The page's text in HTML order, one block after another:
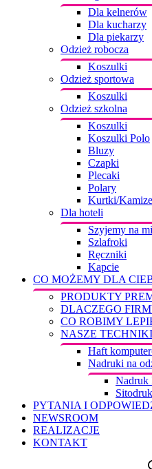
Dla kelnerów
Dla kucharzy
Dla piekarzy
Odzież robocza
Koszulki
Odzież sportowa
Koszulki
Odzież szkolna
Koszulki
Koszulki Polo
Bluzy
Czapki
Plecaki
Polary
Kurtki/
Dla hoteli
Szyjemy na
Szlafroki
Ręczniki
Kapcie
CO MOŻEMY DLA
PRODUKTY
DLACZEGO
CO ROBIMY
NASZE
Haft
Nadruki na
Nadruk
Sitodruk
PYTANIA I
NEWSROOM
REALIZACJE
KONTAKT